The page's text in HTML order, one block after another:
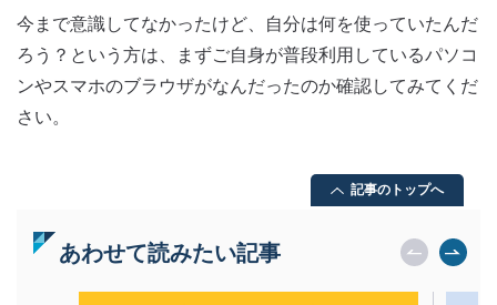
今まで意識してなかったけど、自分は何を使っていたんだ
ろう？という方は、まずご自身が普段利用しているパソコ
ンやスマホのブラウザがなんだったのか確認してみてくだ
さい。
記事のトップへ
あわせて読みたい記事